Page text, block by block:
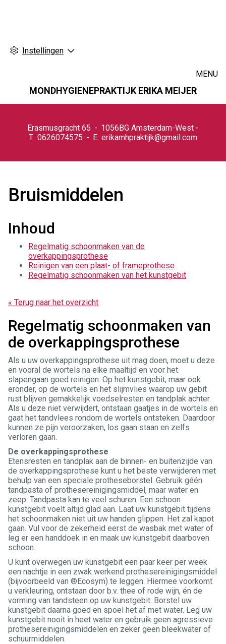
Instellingen
MONDHYGIENEPRAKTIJK ERIKA MEIJER
Hoofdmenu
MENU
Erasmusgracht65 1056BG Amsterdam-West
0626074575
erikamhpraktijk@gmail.com
Bruismiddelen
Inhoud
Regelmatig schoonmaken van de
overkappingsprothese
Reinigen van een plaat- of frameprothese
Regelmatig schoonmaken van het kunstgebit
« Terug naar het overzicht
Regelmatig schoonmaken van
de overkappingsprothese
Als u uw overkappingsprothese uit mag doen, moet u deze
en vooral de wortels na elke maaltijd en voor het
slapengaan goed reinigen. Op het kunstgebit, maar ook
eronder, op de wortels en het slijmvlies waarop uw gebit
rust blijven gemakkelijk voedselresten en tandplak achter.
Als u deze niet verwijdert, ontstaan gaatjes in de wortels en
gaat het tandvlees rondom de wortels ontsteken. Daardoor
kunnen ze pijn veroorzaken, los gaan staan en zelfs
verloren gaan.
De overkappingsprothese
Etensresten en tandplak aan de binnen- en buitenzijde van
de overkappingsprothese kunt u het beste verwijderen met
behulp van een speciale protheseborstel. Gebruik géén
tandpasta of prothesereinigingsmiddel, maar water en
zeep. Tandpasta kan te veel schuren. Een schoon
kunstgebit voelt altijd glad aan. Laat uw kunstgebit tijdens
het schoonmaken niet uit uw handen glippen. Het zal kapot
gaan. Vul voor de zekerheid eerst de wasbak met water of
leg er een handdoek in en maak uw kunstgebit daarboven
schoon.
U kunt overwegen uw kunstgebit een paar keer per week
een nachtje in een zwak werkend prothesereinigingsmiddel
(bijvoorbeeld van ®Ecosym) te leggen. Hiermee voorkomt
u verkleuring, ontstaan door b.v. thee of rode wijn, én de
vorming van tandsteen op uw kunstgebit. Borstel uw
kunstgebit daarna goed en spoel het af met water. Leg uw
kunstgebit nooit in heet water en gebruik geen agressieve
prothesereinigingsmiddelen en zeker geen bleekwater of
schuurmiddelen.